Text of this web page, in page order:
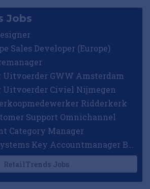
Jobs
Sales Developer (Europe)
Uitvoerder GWW Amsterdam
Uitvoerder Civiel Nijmegen
Ridderkerk
Support Omnichannel
Category Manager
RetailTrends Jobs